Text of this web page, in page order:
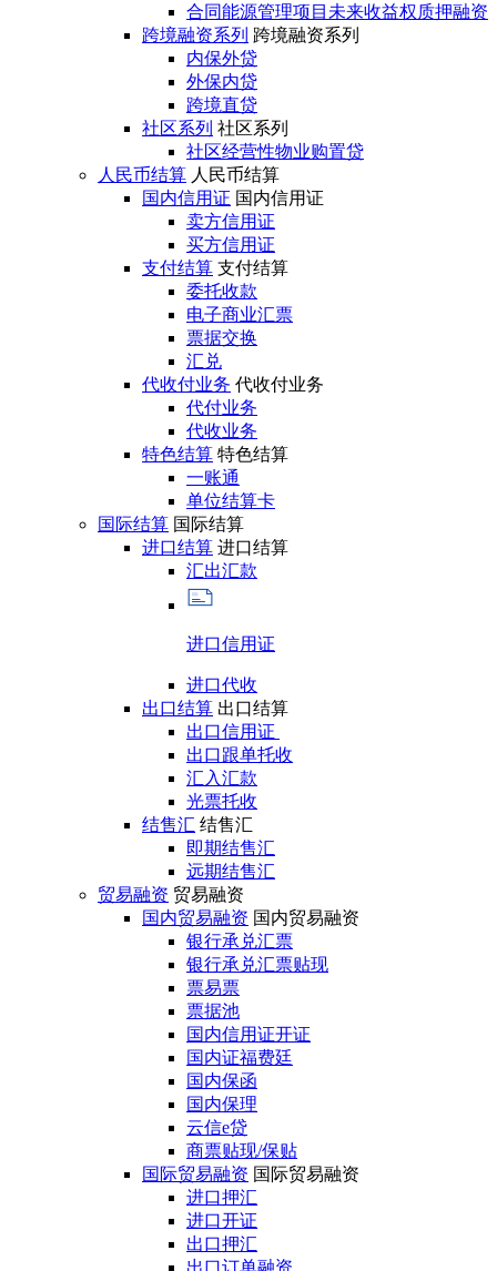
合同能源管理项目未来收益权质押融资
跨境融资系列 跨境融资系列
内保外贷
外保内贷
跨境直贷
社区系列 社区系列
社区经营性物业购置贷
人民币结算 人民币结算
国内信用证 国内信用证
卖方信用证
买方信用证
支付结算 支付结算
委托收款
电子商业汇票
票据交换
汇兑
代收付业务 代收付业务
代付业务
代收业务
特色结算 特色结算
一账通
单位结算卡
国际结算 国际结算
进口结算 进口结算
汇出汇款
进口信用证
进口代收
出口结算 出口结算
出口信用证
出口跟单托收
汇入汇款
光票托收
结售汇 结售汇
即期结售汇
远期结售汇
贸易融资 贸易融资
国内贸易融资 国内贸易融资
银行承兑汇票
银行承兑汇票贴现
票易票
票据池
国内信用证开证
国内证福费廷
国内保函
国内保理
云信e贷
商票贴现/保贴
国际贸易融资 国际贸易融资
进口押汇
进口开证
出口押汇
出口订单融资